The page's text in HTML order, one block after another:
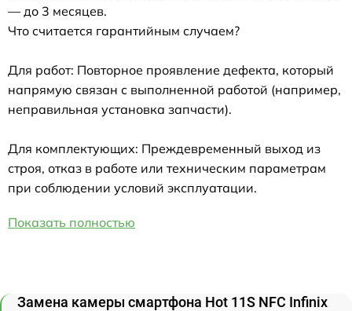
— до 3 месяцев.
Что считается гарантийным случаем?
Для работ: Повторное проявление дефекта, который
напрямую связан с выполненной работой (например,
неправильная установка запчасти).
Для комплектующих: Преждевременный выход из
строя, отказ в работе или техническим параметрам
при соблюдении условий эксплуатации.
Показать полностью
Замена камеры смартфона Hot 11S NFC Infinix